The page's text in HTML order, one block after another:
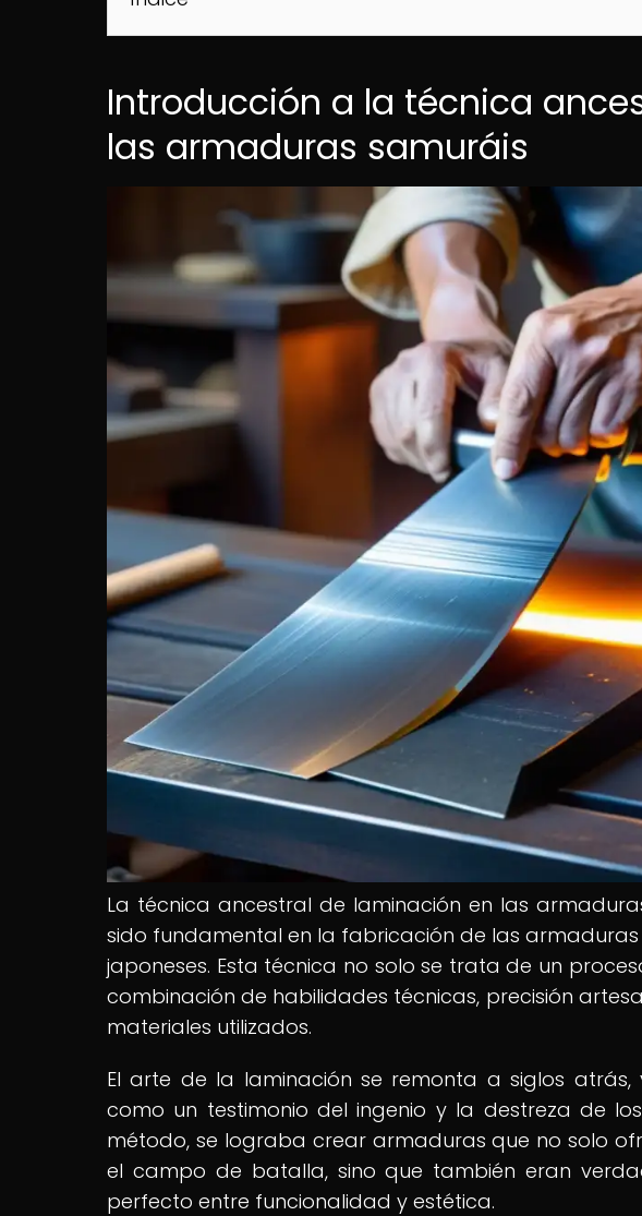
Introducción a la técnica
las armaduras samuráis
La técnica ancestral de laminación en las
sido fundamental en la fabricación de las
japoneses. Esta técnica no solo se trata de un
combinación de habilidades técnicas, precisión
materiales utilizados.
El arte de la laminación se remonta a siglos
como un testimonio del ingenio y la destreza de
método, se lograba crear armaduras que no solo
el campo de batalla, sino que también eran
perfecto entre funcionalidad y estética.